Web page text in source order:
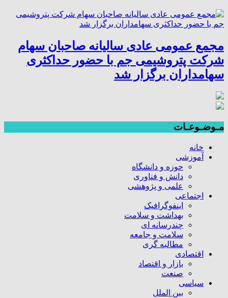
مجمع عمومی عادی سالیانه صاحبان سهام
شرکت پتروشیمی جم با حضور حداکثری
سهامداران برگزار شد
مـوضـوعـات
خانه
آموزشی
حوزه و دانشگاه
دانش و فناوری
علمی و پژوهشی
اجتماعی
اینفوگرافیک
بهداشت و سلامت
چندرسانه ای
سلامت و جامعه
مطالبه گری
اقتصادی
بازار و اقتصاد
صنعت
سیاسی
بین الملل